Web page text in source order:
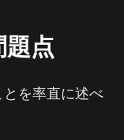
点
を率直に述べ